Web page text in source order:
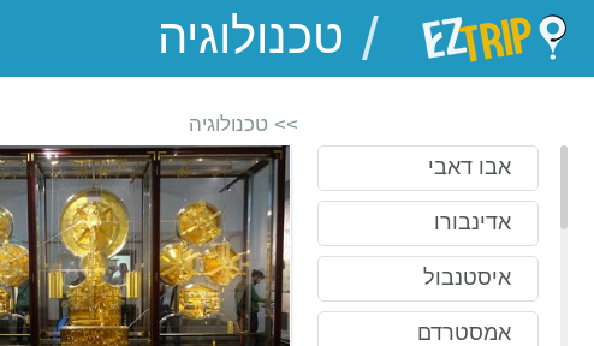
EZTrip
/
אבו דאבי
אדינבורו
איסטנבול
אמסטרדם
>> טכנולוגיה